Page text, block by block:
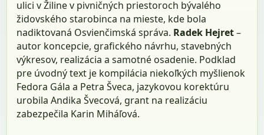
ulici v Žiline v pivničných priestoroch bývalého
židovského starobinca na mieste, kde bola
nadiktovaná Osvienčimská správa. Radek Hejret–
autor koncepcie, grafického návrhu, stavebných
výkresov, realizácia a samotné osadenie. Podklad
pre úvodný text je kompilácia niekoľkých myšlienok
Fedora Gála a Petra Šveca, jazykovou korektúru
urobila Andika Švecová, grant na realizáciu
zabezpečila Karin Miháľová.